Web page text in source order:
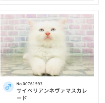
No.00761593
サイベリアンネヴァマスカレ
ード